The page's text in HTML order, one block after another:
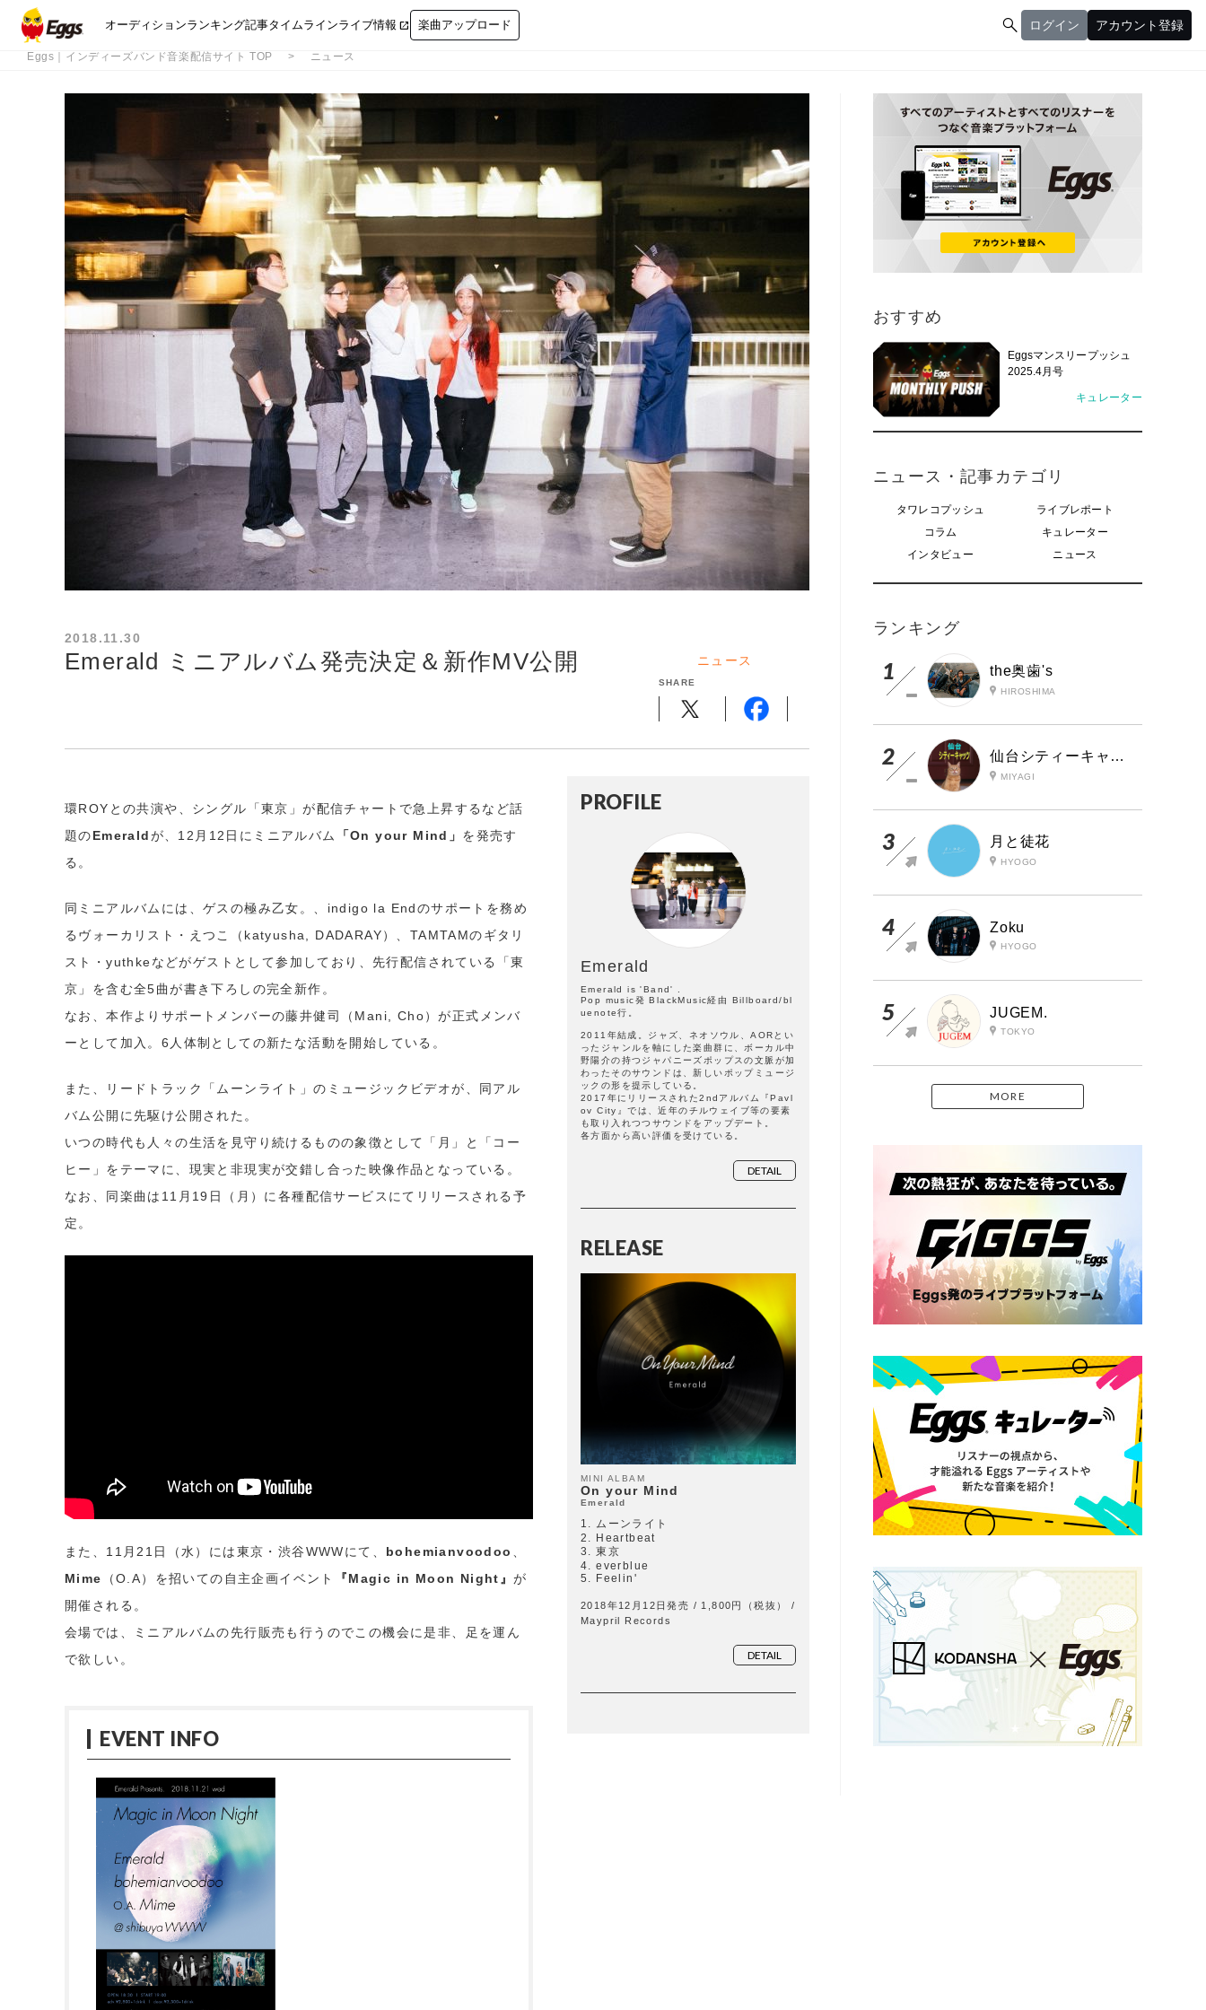
オーディションランキング記事タイムラインライブ情報  楽曲アップロード  ログイン アカウント登録
アカウント登録
Eggs｜インディーズバンド音楽配信サイト TOP ニュース
2018.11.30
Emerald ミニアルバム発売決定＆新作MV公開 ニュース
SHARE
環ROYとの共演や、シングル「東京」が配信チャートで急上昇するなど話
題のEmeraldが、12月12日にミニアルバム 「On your Mind」 を発売す
る。
同ミニアルバムには、ゲスの極み乙女。、indigo la Endのサポートを務め
るヴォーカリスト・えつこ（katyusha, DADARAY）、TAMTAMのギタリ
スト・yuthkeなどがゲストとして参加しており、先行配信されている「東
京」を含む全5曲が書き下ろしの完全新作。
なお、本作よりサポートメンバーの藤井健司（Mani, Cho）が正式メンバ
ーとして加入。6人体制としての新たな活動を開始している。
また、リードトラック「ムーンライト」のミュージックビデオが、同アル
バム公開に先駆け公開された。
いつの時代も人々の生活を見守り続けるものの象徴として「月」と「コー
ヒー」をテーマに、現実と非現実が交錯し合った映像作品となっている。
なお、同楽曲は11月19日（月）に各種配信サービスにてリリースされる予
定。
また、11月21日（水）には東京・渋谷WWWにて、 bohemianvoodoo
Mime
（O.A）を招いての自主企画イベント 『Magic in Moon Night』が
開催される。
会場では、ミニアルバムの先行販売も行うのでこの機会に是非、足を運ん
で欲しい。
EVENT INFO
PROFILE
Emerald
Emerald is 'Band' .
Pop music発 BlackMusic経由 Billboard/bl
uenote行。
2011年結成。ジャズ、ネオソウル、AORとい
ったジャンルを軸にした楽曲群に、ボーカル中
野陽介の持つジャパニーズポップスの文脈が加
わったそのサウンドは、新しいポップミュージ
ックの形を提示している。
2017年にリリースされた2ndアルバム『Pavl
ov City』では、近年のチルウェイブ等の要素
も取り入れつつサウンドをアップデート。
各方面から高い評価を受けている。
DETAIL
RELEASE
MINI ALBAM
On your Mind
Emerald
1. ムーンライト
2. Heartbeat
3. 東京
4. everblue
5. Feelin'
2018年12月12日発売 / 1,800円（税抜） /
Maypril Records
DETAIL
おすすめ
Eggsマンスリープッシュ
2025.4月号
キュレーター
ニュース・記事カテゴリ
タワレコプッシュ
ライブレポート
コラム
キュレーター
インタビュー
ニュース
ランキング
the奥歯's
HIROSHIMA
仙台シティーキャッツ
MIYAGI
月と徒花
HYOGO
Zoku
HYOGO
JUGEM.
TOKYO
MORE